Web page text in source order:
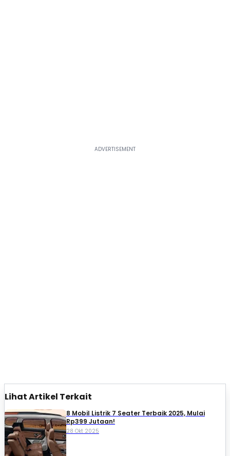
Lihat Artikel Terkait
8 Mobil Listrik 7 Seater Terbaik 2025, Mulai
Rp399 Jutaan!
28 Okt 2025